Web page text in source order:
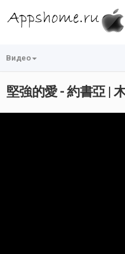
Видео
堅強的愛 - 約書亞 |